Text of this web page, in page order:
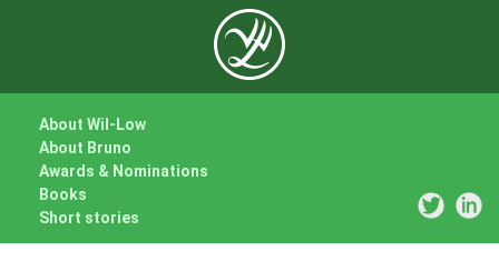
About Wil-Low
About Bruno
Awards & Nominations
Books
Short stories